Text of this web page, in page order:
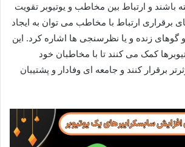
باشند و ارتباط بین مخاطب و یوتیوبر تقویت
برقراری ارتباط با مخاطب می توان به ایجاد
زنده و یا نظرسنجی ها اشاره کرد. این
کمک می‌ کنند تا با مخاطبان خود
برقرار کنند و جامعه‌ ای وفادار و پشتیبان